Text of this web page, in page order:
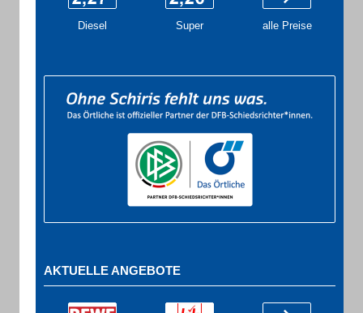
Diesel Super alle Preise
AKTUELLE ANGEBOTE